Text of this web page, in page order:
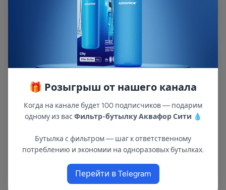
Описание и характеристики смотрите на
В республиках Татарстан и Марий Эл
с 2002 года.
🎁 Розыгрыш от нашего канала
Когда на канале будет 100 подписчиков — подарим
одному из вас Фильтр-бутылку Аквафор Сити 💧
Бутылка с фильтром — шаг к ответственному
потреблению и экономии на одноразовых бутылках.
Перейти в Telegram